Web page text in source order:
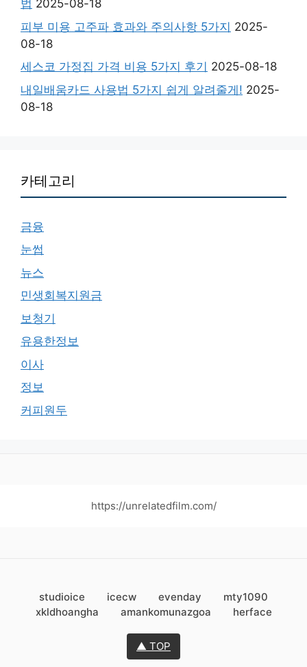
법 2025-08-18
피부 미용 고주파 효과와 주의사항 5가지 2025-
08-18
세스코 가정집 가격 비용 5가지 후기 2025-08-18
내일배움카드 사용법 5가지 쉽게 알려줄게! 2025-
08-18
카테고리
금융
눈썹
뉴스
민생회복지원금
보청기
유용한정보
이사
정보
커피원두
https://unrelatedfilm.com/
studioice icecw evenday
mty1090
xkldhoangha
amankomunazgoa herface
▲ TOP